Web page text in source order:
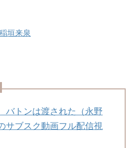
稲垣来泉
バトンは渡された（永野
サブスク動画フル配信視